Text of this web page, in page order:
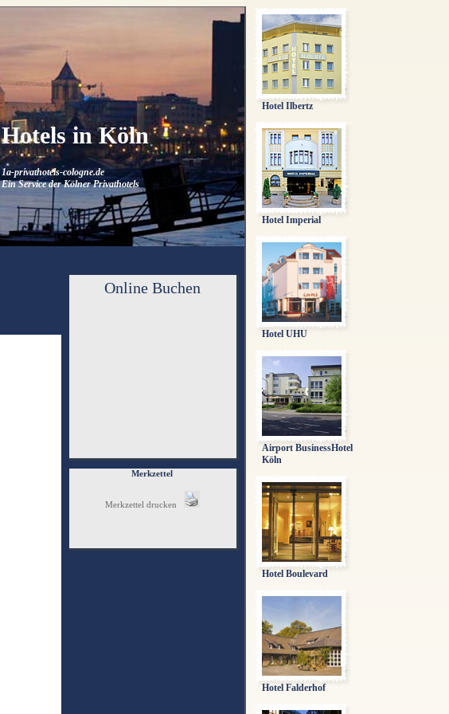
Hotels in Köln
1a-privathotels-cologne.de
Ein Service der Kölner Privathotels
Online Buchen
Merkzettel
Merkzettel drucken
Hotel Ilbertz
Hotel Imperial
Hotel UHU
Airport BusinessHotel
Köln
Hotel Boulevard
Hotel Falderhof